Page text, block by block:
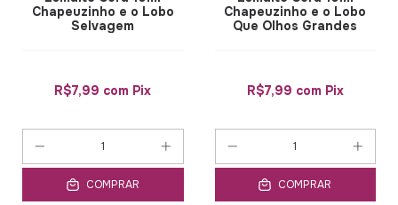
Chapeuzinho e o Lobo
Selvagem
R$7,99 com Pix
COMPRAR
Chapeuzinho e o Lobo
Que Olhos Grandes
R$7,99 com Pix
COMPRAR